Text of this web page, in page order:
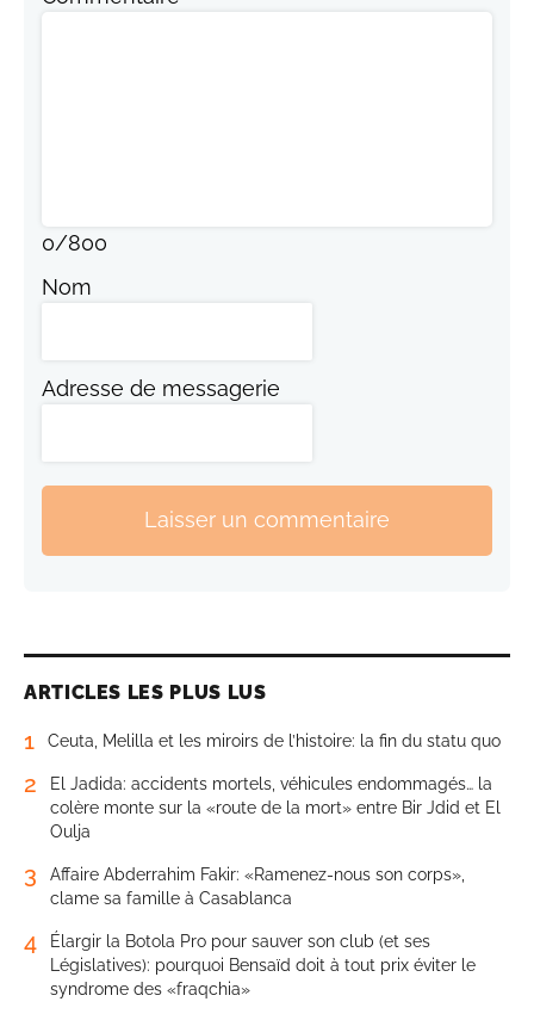
0/800
Nom
Adresse de messagerie
Laisser un commentaire
ARTICLES LES PLUS LUS
1 Ceuta, Melilla et les miroirs de l’histoire: la fin du statu quo
2
El Jadida: accidents mortels, véhicules endommagés… la
colère monte sur la «route de la mort» entre Bir Jdid et El
Oulja
3
Affaire Abderrahim Fakir: «Ramenez-nous son corps»,
clame sa famille à Casablanca
4
Élargir la Botola Pro pour sauver son club (et ses
Législatives): pourquoi Bensaïd doit à tout prix éviter le
syndrome des «fraqchia»